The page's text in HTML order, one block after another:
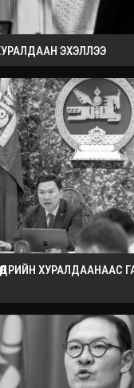
ЭХЭЛЛЭЭ
ХУРАЛДААНААС